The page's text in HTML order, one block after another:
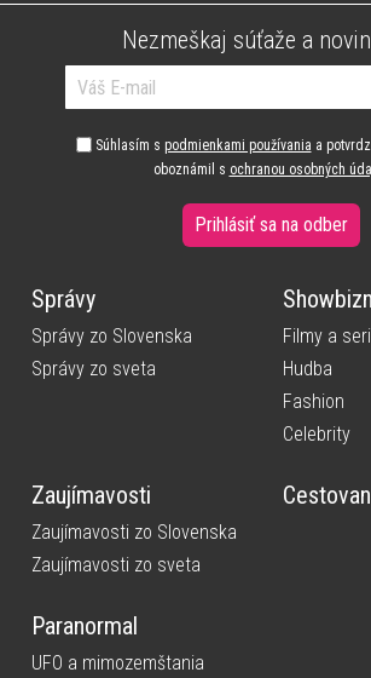
Nezmeškaj súťaže a
Súhlasím s podmienkami používania a
oboznámil s ochranou osobných
Prihlásiť sa na odber
Správy
Správy zo Slovenska
Správy zo sveta
Filmy a
Hudba
Fashion
Celebrity
Zaujímavosti
Zaujímavosti zo Slovenska
Zaujímavosti zo sveta
Paranormal
UFO a mimozemštania